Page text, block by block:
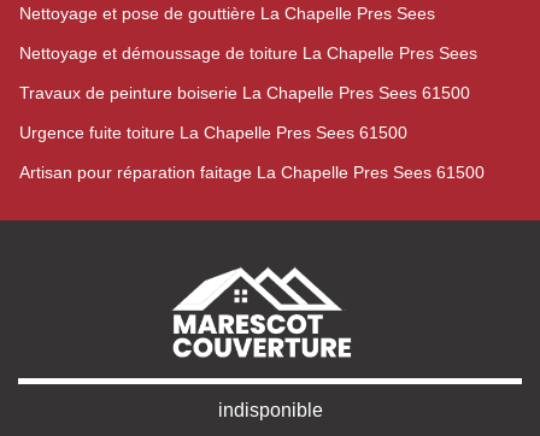
Nettoyage et pose de gouttière La Chapelle Pres Sees
Nettoyage et démoussage de toiture La Chapelle Pres Sees
Travaux de peinture boiserie La Chapelle Pres Sees 61500
Urgence fuite toiture La Chapelle Pres Sees 61500
Artisan pour réparation faitage La Chapelle Pres Sees 61500
indisponible